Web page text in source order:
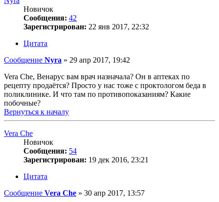
Новичок
Сообщения: 42
Зарегистрирован: 22 янв 2017, 22:32
Цитата
Сообщение Nyra » 29 апр 2017, 19:42
Vera Che, Венарус вам врач назначала? Он в аптеках по
рецепту продаётся? Просто у нас тоже с проктологом беда в
поликлинике. И что там по противопоказаниям? Какие
побочные?
Вернуться к началу
Vera Che
Новичок
Сообщения: 54
Зарегистрирован: 19 дек 2016, 23:21
Цитата
Сообщение Vera Che » 30 апр 2017, 13:57